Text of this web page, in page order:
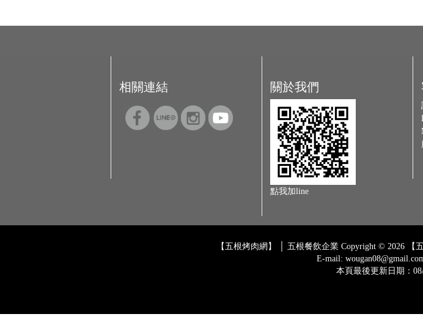
相關連結 關於我們
點我加line
【五根烤肉網】 │ 五根餐飲企業 Copyright © 2026 【
E-mail:
本頁最後更新日期：